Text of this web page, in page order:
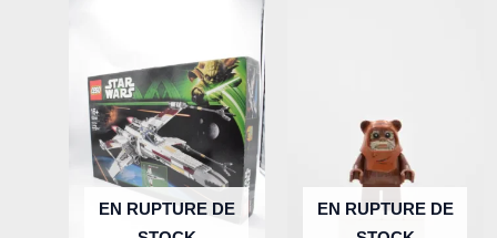
EN RUPTURE DE
EN RUPTURE DE